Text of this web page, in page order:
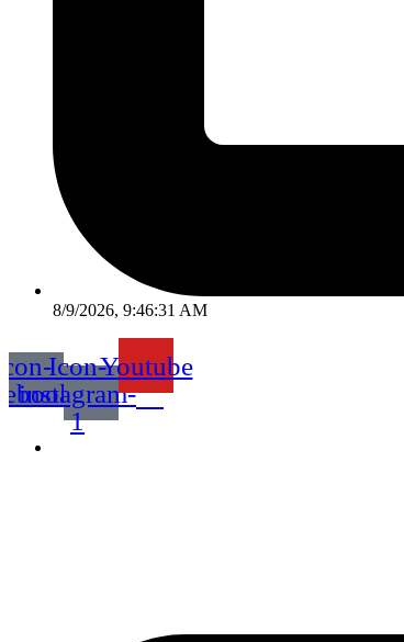
8/9/2026, 9:46:31 AM
Icon-
instagram-
1
Youtube